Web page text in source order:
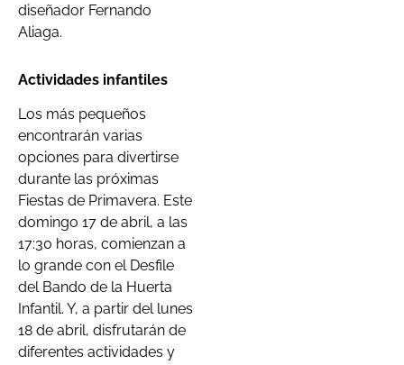
diseñador Fernando
Aliaga.
Actividades infantiles
Los más pequeños
encontrarán varias
opciones para divertirse
durante las próximas
Fiestas de Primavera. Este
domingo 17 de abril, a las
17:30 horas, comienzan a
lo grande con el Desfile
del Bando de la Huerta
Infantil. Y, a partir del lunes
18 de abril, disfrutarán de
diferentes actividades y